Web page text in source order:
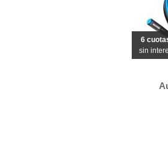
6
sin